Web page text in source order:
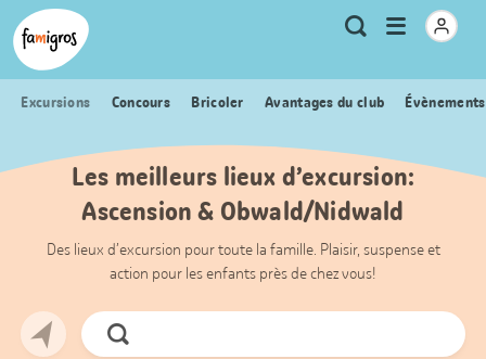
Signets
de
navigation
Header
Logo Métanavigation
RechercheOuvrir
Excursions Concours Bricoler Avantages du club
Les meilleurs lieux d’excursion:
Ascension & Obwald/Nidwald
Des lieux d’excursion pour toute la famille. Plaisir, suspense et
action pour les enfants près de chez vous!
Chercher